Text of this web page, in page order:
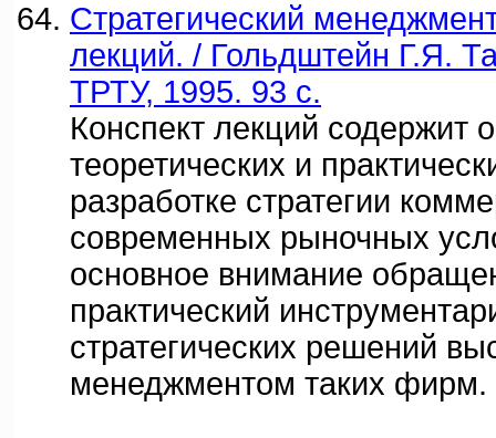
Стратегический
лекций. / Гольдштейн Г.Я.
ТРТУ, 1995. 93 с.
Конспект лекций содержит
теоретических и
разработке стратегии
современных рыночных
основное внимание
практический
стратегических решений
менеджментом таких фирм.